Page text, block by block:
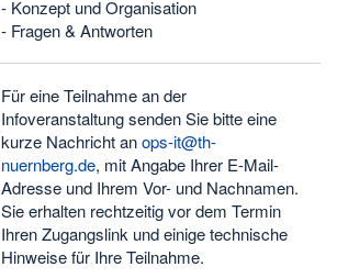
- Konzept und Organisation
- Fragen & Antworten
Für eine Teilnahme an der
Infoveranstaltung senden Sie bitte eine
kurze Nachricht anops-it@th-
nuernberg.de, mit Angabe Ihrer E-Mail-
Adresse und Ihrem Vor- und Nachnamen.
Sie erhalten rechtzeitig vor dem Termin
Ihren Zugangslink und einige technische
Hinweise für Ihre Teilnahme.